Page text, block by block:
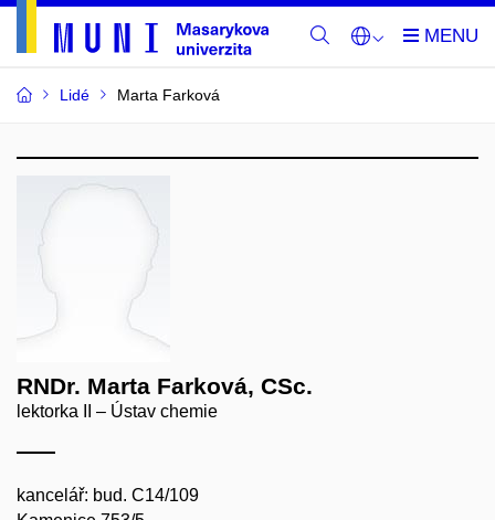
Lidé Marta Farková
RNDr. Marta Farková, CSc.
lektorka II – Ústav chemie
kancelář: bud. C14/109